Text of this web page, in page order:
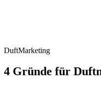
DuftMarketing
4 Gründe für